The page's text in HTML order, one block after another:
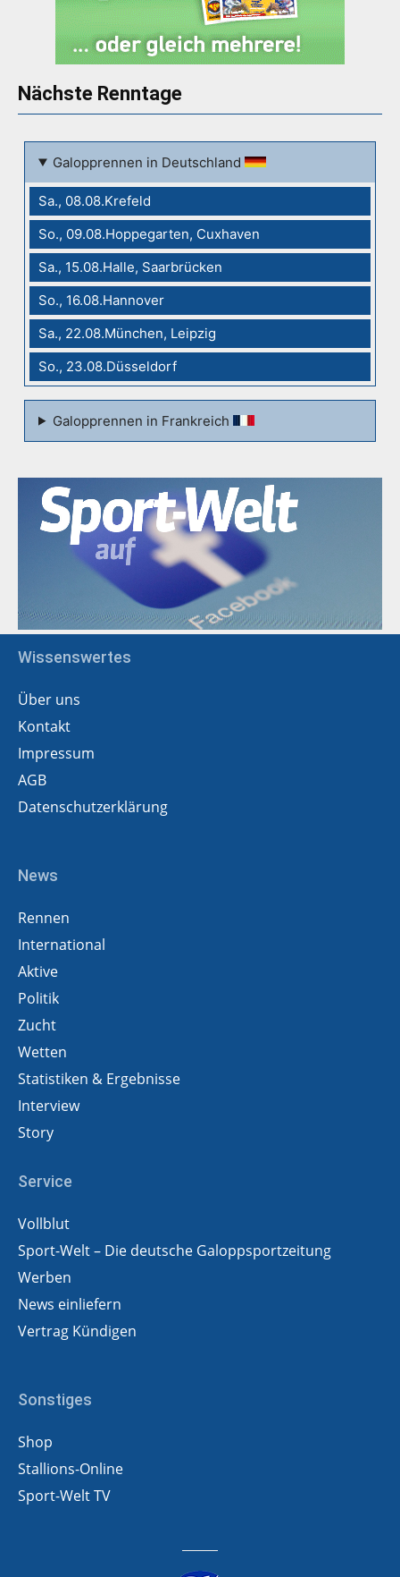
Nächste Renntage
Galopprennen in Deutschland
Sa., 08.08.Krefeld
So., 09.08.Hoppegarten, Cuxhaven
Sa., 15.08.Halle, Saarbrücken
So., 16.08.Hannover
Sa., 22.08.München, Leipzig
So., 23.08.Düsseldorf
Galopprennen in Frankreich
Wissenswertes
Über uns
Kontakt
Impressum
AGB
Datenschutzerklärung
News
Rennen
International
Aktive
Politik
Zucht
Wetten
Statistiken & Ergebnisse
Interview
Story
Service
Vollblut
Sport-Welt – Die deutsche Galoppsportzeitung
Werben
News einliefern
Vertrag Kündigen
Sonstiges
Shop
Stallions-Online
Sport-Welt TV